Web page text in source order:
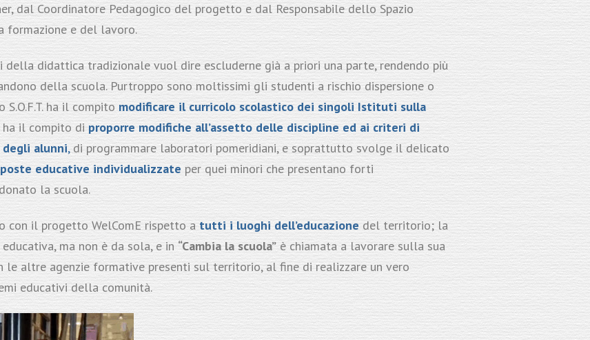
dal Coordinatore Pedagogico del progetto e dal Responsabile dello Spazio
formazione e del lavoro.
didattica tradizionale vuol dire escluderne già a priori una parte, rendendo più
della scuola. Purtroppo sono moltissimi gli studenti a rischio dispersione o
ha il compito modificare il curricolo scolastico dei singoli Istituti sulla
ha il compito di proporre modifiche all’assetto delle discipline ed ai criteri di
alunni,di programmare laboratori pomeridiani, e soprattutto svolge il delicato
educative individualizzate per quei minori che presentano forti
la scuola.
con il progetto WelComE rispetto atutti i luoghi dell’educazione del territorio; la
ma non è da sola, e in “Cambia la scuola”è chiamata a lavorare sulla sua
le altre agenzie formative presenti sul territorio, al fine di realizzare un vero
educativi della comunità.